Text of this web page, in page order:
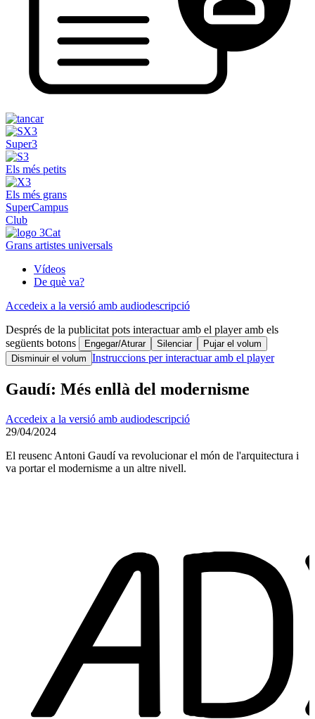
Super3
Els més petits
Els més grans
SuperCampus
Club
Grans artistes universals
Vídeos
De què va?
Accedeix a la versió amb audiodescripció
Després de la publicitat pots interactuar amb el player amb els
següents botons
Engegar/Aturar Silenciar
Pujar el volum
Disminuir el volum Instruccions per interactuar amb el player
Gaudí: Més enllà del modernisme
Accedeix a la versió amb audiodescripció
29/04/2024
El reusenc Antoni Gaudí va revolucionar el món de l'arquitectura i
va portar el modernisme a un altre nivell.